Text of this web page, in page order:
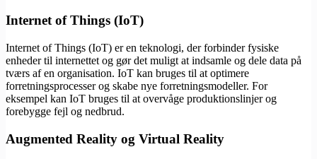
Internet of Things (IoT)
Internet of Things (IoT) er en teknologi, der forbinder fysiske
enheder til internettet og gør det muligt at indsamle og dele data på
tværs af en organisation. IoT kan bruges til at optimere
forretningsprocesser og skabe nye forretningsmodeller. For
eksempel kan IoT bruges til at overvåge produktionslinjer og
forebygge fejl og nedbrud.
Augmented Reality og Virtual Reality